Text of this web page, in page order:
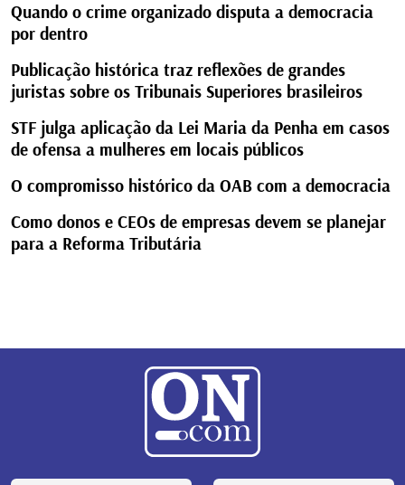
Quando o crime organizado disputa a democracia
por dentro
Publicação histórica traz reflexões de grandes
juristas sobre os Tribunais Superiores brasileiros
STF julga aplicação da Lei Maria da Penha em casos
de ofensa a mulheres em locais públicos
O compromisso histórico da OAB com a democracia
Como donos e CEOs de empresas devem se planejar
para a Reforma Tributária